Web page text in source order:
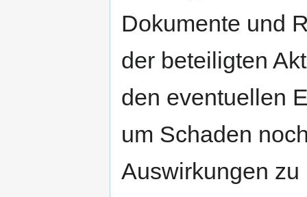
Dokumente und
der beteiligten
den eventuellen
um Schaden
Auswirkungen zu